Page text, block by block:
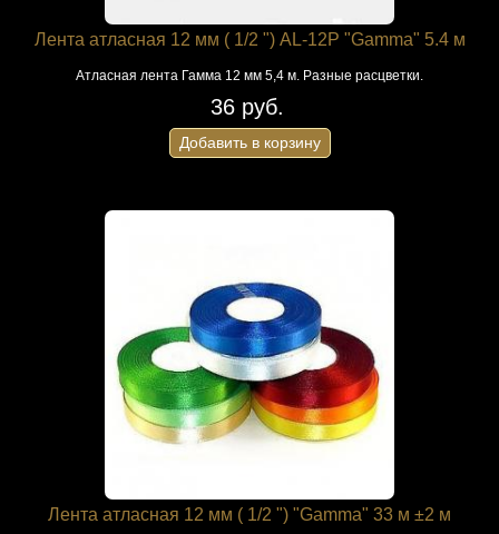
Лента атласная 12 мм ( 1/2 ") AL-12P "Gamma" 5.4 м
Атласная лента Гамма 12 мм 5,4 м. Разные расцветки.
36 руб.
Добавить в корзину
Лента атласная 12 мм ( 1/2 ") "Gamma" 33 м ±2 м